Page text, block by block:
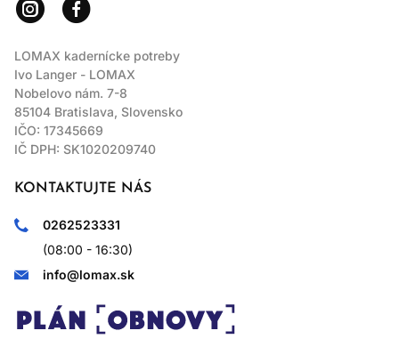
LOMAX kadernícke potreby
Ivo Langer - LOMAX
Nobelovo nám. 7-8
85104 Bratislava, Slovensko
IČO: 17345669
IČ DPH: SK1020209740
KONTAKTUJTE NÁS
0262523331
(08:00 - 16:30)
info@lomax.sk